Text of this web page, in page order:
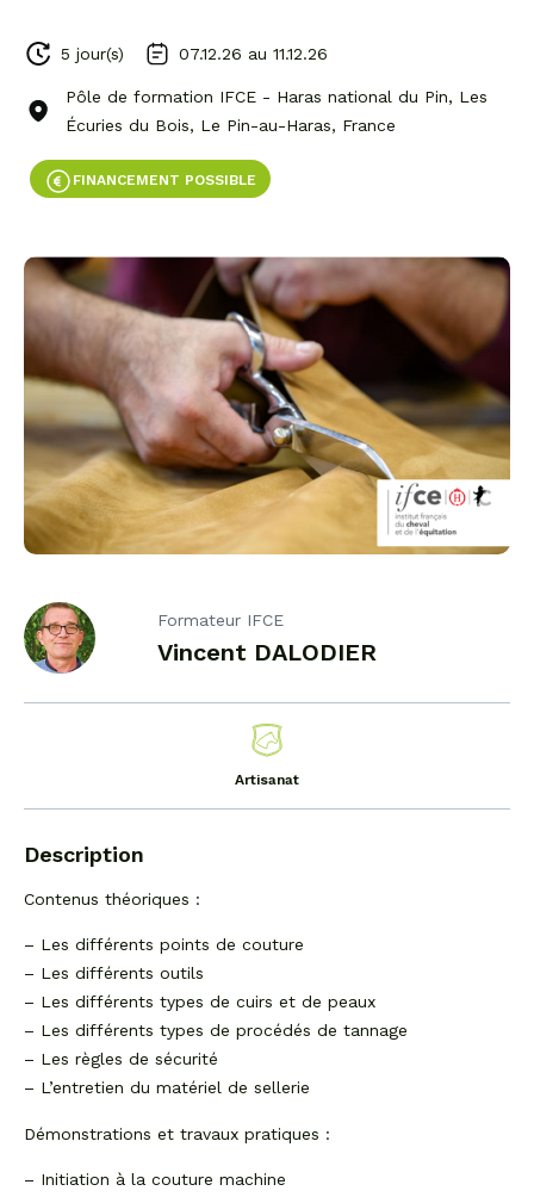
5 jour(s) 07.12.26 au 11.12.26
Pôle de formation IFCE - Haras national du Pin, Les
Écuries du Bois, Le Pin-au-Haras, France
FINANCEMENT POSSIBLE
Formateur IFCE
Vincent DALODIER
Artisanat
Description
Contenus théoriques :
– Les différents points de couture
– Les différents outils
– Les différents types de cuirs et de peaux
– Les différents types de procédés de tannage
– Les règles de sécurité
– L’entretien du matériel de sellerie
Démonstrations et travaux pratiques :
– Initiation à la couture machine